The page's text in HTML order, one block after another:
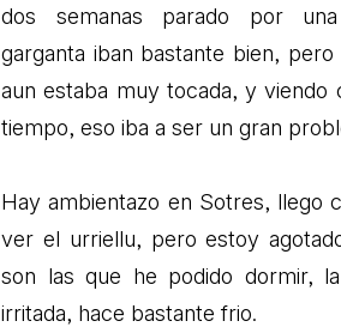
dos semanas parado por
garganta iban bastante bien, pero
aun estaba muy tocada, y viendo
tiempo, eso iba a ser un gran
Hay ambientazo en Sotres, llego
ver el urriellu, pero estoy
son las que he podido dormir,
irritada, hace bastante frio.